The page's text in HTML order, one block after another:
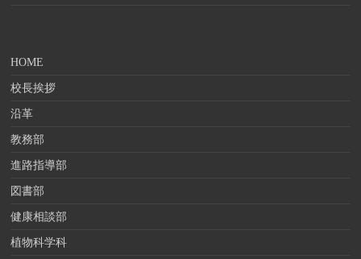
HOME
校長挨拶
沿革
教務部
進路指導部
図書部
健康相談部
植物科学科